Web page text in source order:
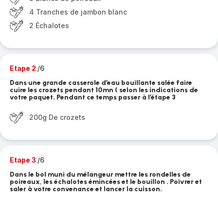
4 Tranches de jambon blanc
2 Échalotes
Etape 2 /6
Dans une grande casserole d’eau bouillante salée faire
cuire les crozets pendant 10mn ( selon les indications de
votre paquet. Pendant ce temps passer à l’étape 3
200g De crozets
Etape 3 /6
Dans le bol muni du mélangeur mettre les rondelles de
poireaux, les échalotes émincées et le bouillon . Poivrer et
saler à votre convenance et lancer la cuisson.